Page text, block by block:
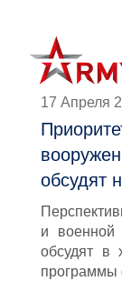
17 Апреля
обсудят
и военной
обсудят в
программы